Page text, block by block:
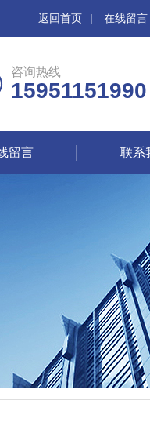
返回首页 | 在线留言
咨询热线
15951151990
留言 联系